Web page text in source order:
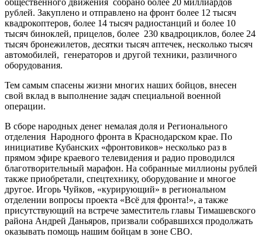
рублей. Закуплено и отправлено на фронт более 12 тысяч
квадрокоптеров, более 14 тысяч радиостанций и более 10
тысяч биноклей, прицелов, более 230 квадроциклов, более 24
тысяч бронежилетов, десятки тысяч аптечек, несколько тысяч
автомобилей, генераторов и другой техники, различного
оборудования.
Тем самым спасены жизни многих наших бойцов, внесен
свой вклад в выполнение задач специальной военной
операции.
В сборе народных денег немалая доля и Регионального
отделения Народного фронта в Краснодарском крае. По
инициативе Кубанских «фронтовиков» несколько раз в
прямом эфире краевого телевидения и радио проводился
благотворительный марафон. На собранные миллионы рублей
также приобретали, спецтехнику, оборудование и многое
другое. Игорь Чуйков, «курирующий» в региональном
отделении вопросы проекта «Всё для фронта!», а также
присутствующий на встрече заместитель главы Тимашевского
района Андрей Даньяров, призвали собравшихся продолжать
оказывать помощь нашим бойцам в зоне СВО.